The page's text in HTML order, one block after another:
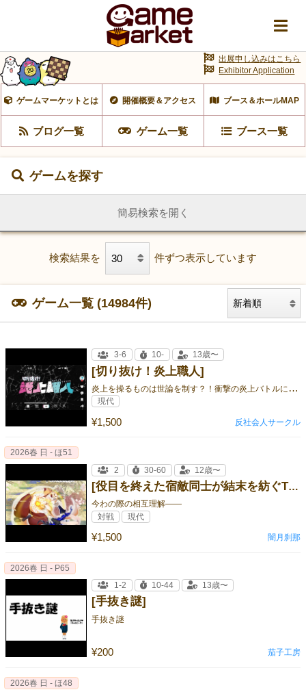
ゲームマーケットとは 開催概要＆アクセス ブース＆ホールMAP
ブログ一覧 ゲーム一覧 ブース一覧
出展申し込みはこちら
Exhibitor Application
ゲームを探す
簡易検索を開く
検索結果を 件ずつ表示しています
ゲーム一覧 (14984件)
[切り抜け！炎上職人]
炎
上を操るものは世論を制す？！衝撃の炎上バトルに参戦せよ
¥1,500
3-6 10- 13歳〜
現代
反社会人サークル
[役目を終えた宿敵同士が結末を紡ぐTRPG 荒昏陰陽（あらくれおんみょう）]
今わの際の相互理解——
¥1,500
2026春 日 - ほ51
2
30-60 12歳〜
対戦 現代
闇月刹那
[手抜き謎]
手抜き謎
¥200
2026春 日 - P65
1-2
10-44 13歳〜
茄子工房
2026春 日 - ほ48